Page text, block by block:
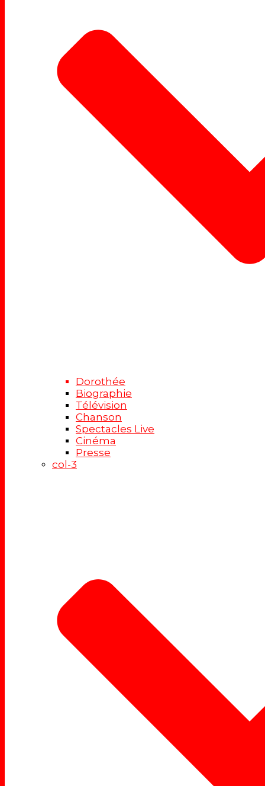
Dorothée
Biographie
Télévision
Chanson
Spectacles Live
Cinéma
Presse
col-3